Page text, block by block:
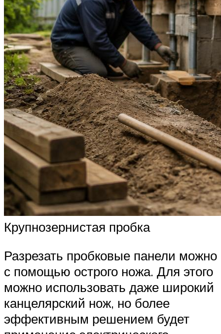
Крупнозернистая пробка
Разрезать пробковые панели можно
с помощью острого ножа. Для этого
можно использовать даже широкий
канцелярский нож, но более
эффективным решением будет